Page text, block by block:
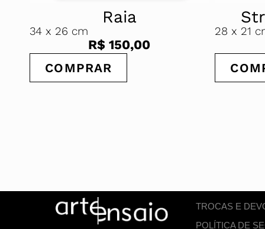
Raia
34 x 26 cm
R$ 150,00
COMPRAR
28 x 21
TROCAS E
POLÍTICA DE